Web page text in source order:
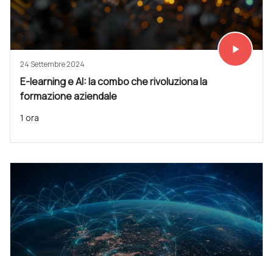
Vedi subito
play_arrow
24 Settembre 2024
E-learning e AI: la combo che rivoluziona la
formazione aziendale
1 ora